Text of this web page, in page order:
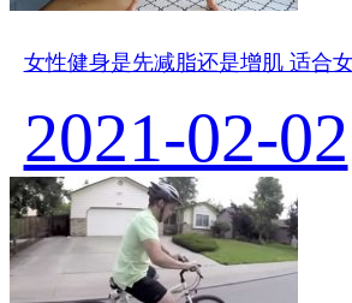
女性健身是先减脂还是增肌 适合
2021-02-02